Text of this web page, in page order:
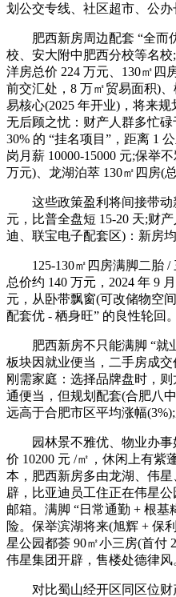
划公交专线、社区超市、公办
肥西新房周边配套 “全而
校、安大附中肥西分校等名
洋房总价 224 万元、130㎡四
前交汇处，8 万㎡贸易面积)
易核心(2025 年开业)，将来
无后顾之忧：财产人群多忙
30% 的 “挂名项目”，距离 1
岗月薪 10000-15000 元;保举
万元)、龙湖泊萃 130㎡四房(总
这些政策盈利将间接带动
元，比普全盘短 15-20 天;财
迪、联宝电子配套区)：新房均
125-130㎡四房满脚二胎 /
总价约 140 万元，2024 年 9
元，从卧带飘窗(可改储物空
配套优 - 栖身旺” 的良性轮回。
肥西新房不只能满脚 “就
板块因就业便当，二手房成交
刚需家庭：选择品牌盘时，
通便当，但规划配套(合肥八
远高于合肥市区平均涨幅
园林景不雅优、物业办事
价 10200 元 /㎡，休闲上有紫
本，肥西新房多由龙湖、伟
辟，比亚迪员工住正在伟星公
邮箱。满脚 “日常通勤 + 根基
险。保举滨湖将来(旭辉 + 保
星公园都荟 90㎡小三房(首付
伟星集团开辟，售楼处德律风
对比蜀山经开区同区位财